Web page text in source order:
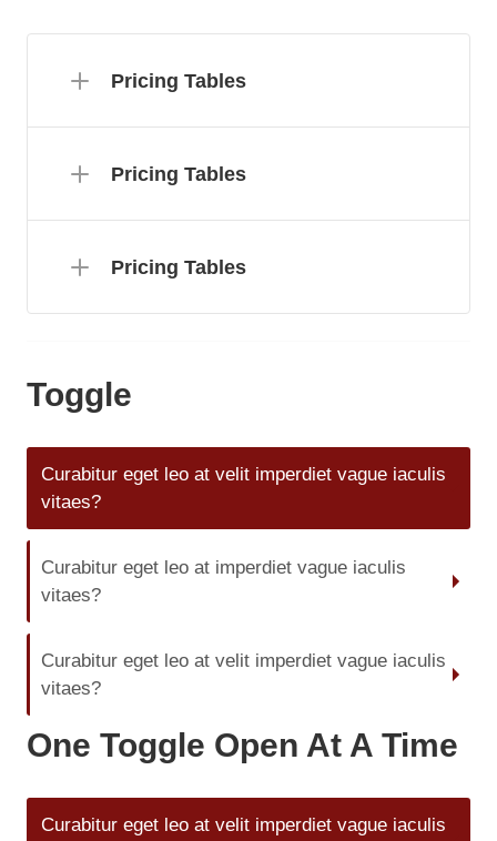
Pricing Tables
Pricing Tables
Pricing Tables
Toggle
Curabitur eget leo at velit imperdiet vague iaculis
vitaes?
Curabitur eget leo at imperdiet vague iaculis
vitaes?
Curabitur eget leo at velit imperdiet vague iaculis
vitaes?
One Toggle Open At A Time
Curabitur eget leo at velit imperdiet vague iaculis